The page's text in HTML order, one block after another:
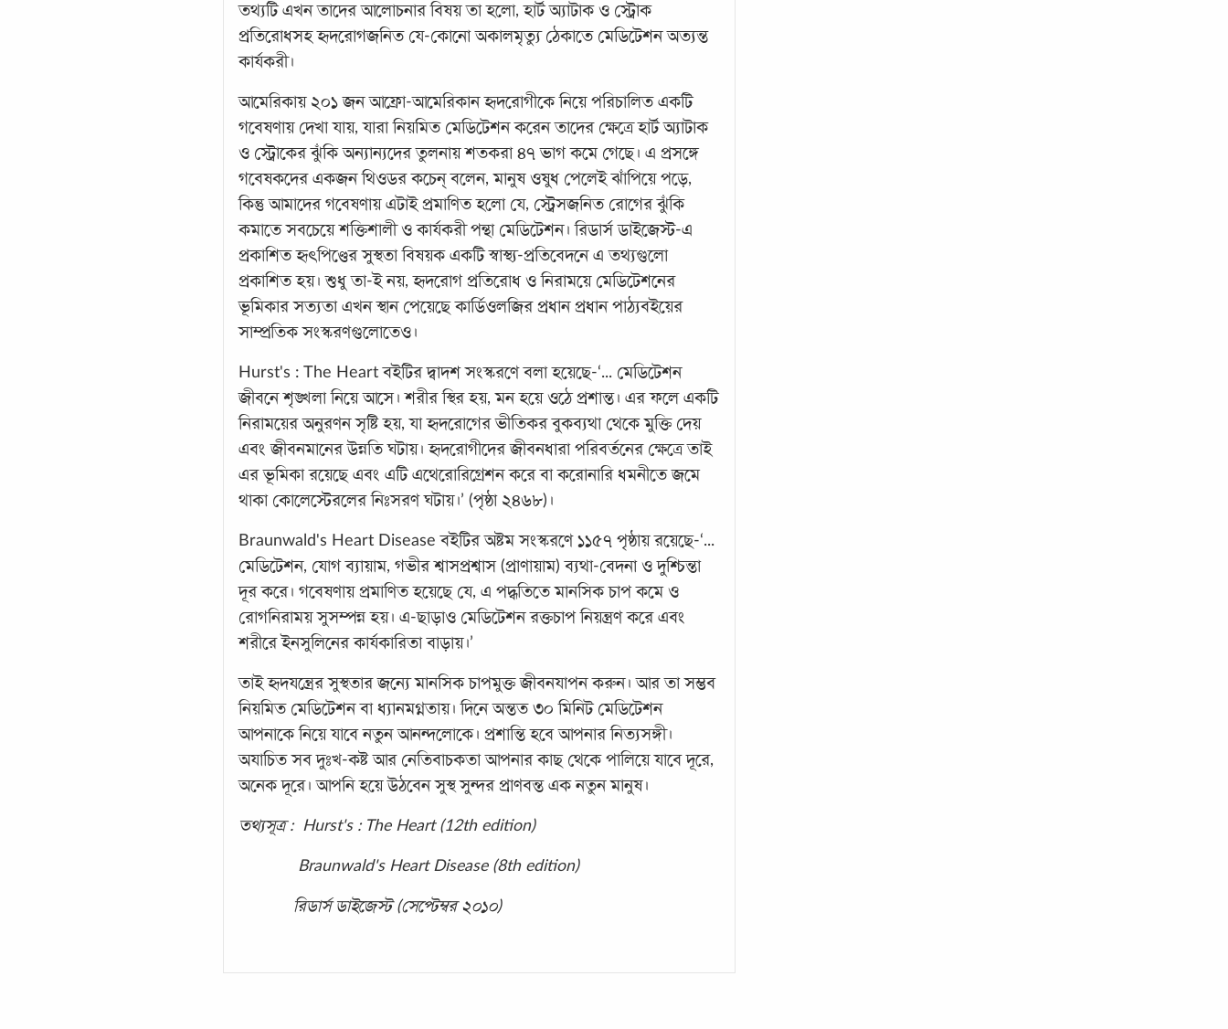
তথ্যটি এখন তাদের আলোচনার বিষয় তা হলো, হার্ট অ্যাটাক ও স্ট্রোক
প্রতিরোধসহ হৃদরোগজনিত যে-কোনো অকালমৃত্যু ঠেকাতে মেডিটেশন অত্যন্ত
কার্যকরী।
আমেরিকায় ২০১ জন আফ্রো-আমেরিকান হৃদরোগীকে নিয়ে পরিচালিত একটি
গবেষণায় দেখা যায়, যারা নিয়মিত মেডিটেশন করেন তাদের ক্ষেত্রে হার্ট অ্যাটাক
ও স্ট্রোকের ঝুঁকি অন্যান্যদের তুলনায় শতকরা ৪৭ ভাগ কমে গেছে। এ প্রসঙ্গে
গবেষকদের একজন থিওডর কচেন্ বলেন, মানুষ ওষুধ পেলেই ঝাঁপিয়ে পড়ে,
কিন্তু আমাদের গবেষণায় এটাই প্রমাণিত হলো যে, স্ট্রেসজনিত রোগের ঝুঁকি
কমাতে সবচেয়ে শক্তিশালী ও কার্যকরী পন্থা মেডিটেশন। রিডার্স ডাইজেস্ট-এ
প্রকাশিত হৃৎপিণ্ডের সুস্থতা বিষয়ক একটি স্বাস্থ্য-প্রতিবেদনে এ তথ্যগুলো
প্রকাশিত হয়। শুধু তা-ই নয়, হৃদরোগ প্রতিরোধ ও নিরাময়ে মেডিটেশনের
ভূমিকার সত্যতা এখন স্থান পেয়েছে কার্ডিওলজির প্রধান প্রধান পাঠ্যবইয়ের
সাম্প্রতিক সংস্করণগুলোতেও।
Hurst's : The Heart বইটির দ্বাদশ সংস্করণে বলা হয়েছে-‘... মেডিটেশন
জীবনে শৃঙ্খলা নিয়ে আসে। শরীর স্থির হয়, মন হয়ে ওঠে প্রশান্ত। এর ফলে একটি
নিরাময়ের অনুরণন সৃষ্টি হয়, যা হৃদরোগের ভীতিকর বুকব্যথা থেকে মুক্তি দেয়
এবং জীবনমানের উন্নতি ঘটায়। হৃদরোগীদের জীবনধারা পরিবর্তনের ক্ষেত্রে তাই
এর ভূমিকা রয়েছে এবং এটি এথেরোরিগ্রেশন করে বা করোনারি ধমনীতে জমে
থাকা কোলেস্টেরলের নিঃসরণ ঘটায়।’ (পৃষ্ঠা ২৪৬৮)।
Braunwald's Heart Disease বইটির অষ্টম সংস্করণে ১১৫৭ পৃষ্ঠায় রয়েছে-‘...
মেডিটেশন, যোগ ব্যায়াম, গভীর শ্বাসপ্রশ্বাস (প্রাণায়াম) ব্যথা-বেদনা ও দুশ্চিন্তা
দূর করে। গবেষণায় প্রমাণিত হয়েছে যে, এ পদ্ধতিতে মানসিক চাপ কমে ও
রোগনিরাময় সুসম্পন্ন হয়। এ-ছাড়াও মেডিটেশন রক্তচাপ নিয়ন্ত্রণ করে এবং
শরীরে ইনসুলিনের কার্যকারিতা বাড়ায়।’
তাই হৃদযন্ত্রের সুস্থতার জন্যে মানসিক চাপমুক্ত জীবনযাপন করুন। আর তা সম্ভব
নিয়মিত মেডিটেশন বা ধ্যানমগ্নতায়। দিনে অন্তত ৩০ মিনিট মেডিটেশন
আপনাকে নিয়ে যাবে নতুন আনন্দলোকে। প্রশান্তি হবে আপনার নিত্যসঙ্গী।
অযাচিত সব দুঃখ-কষ্ট আর নেতিবাচকতা আপনার কাছ থেকে পালিয়ে যাবে দূরে,
অনেক দূরে। আপনি হয়ে উঠবেন সুস্থ সুন্দর প্রাণবন্ত এক নতুন মানুষ।
তথ্যসূত্র : Hurst's : The Heart (12th edition)
Braunwald's Heart Disease (8th edition)
রিডার্স ডাইজেস্ট (সেপ্টেম্বর ২০১০)